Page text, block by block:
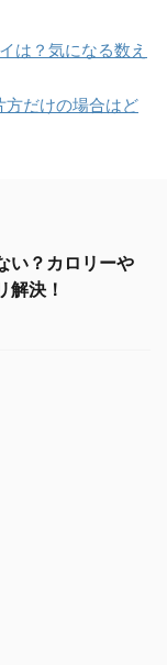
は？気になる数え
方だけの場合はど
い？カロリーや
解決！